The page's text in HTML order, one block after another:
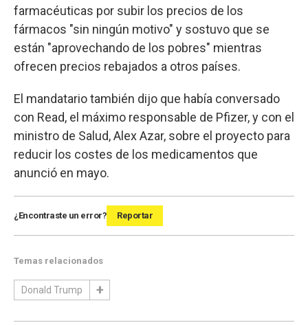
farmacéuticas por subir los precios de los
fármacos "sin ningún motivo" y sostuvo que se
están "aprovechando de los pobres" mientras
ofrecen precios rebajados a otros países.
El mandatario también dijo que había conversado
con Read, el máximo responsable de Pfizer, y con el
ministro de Salud, Alex Azar, sobre el proyecto para
reducir los costes de los medicamentos que
anunció en mayo.
¿Encontraste un error? Reportar
Temas relacionados
Donald Trump